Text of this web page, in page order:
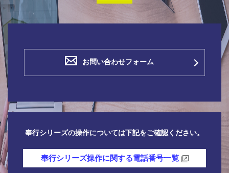
お問い合わせフォーム
奉行シリーズの操作については下記をご確認ください。
奉行シリーズ操作に関する電話番号一覧